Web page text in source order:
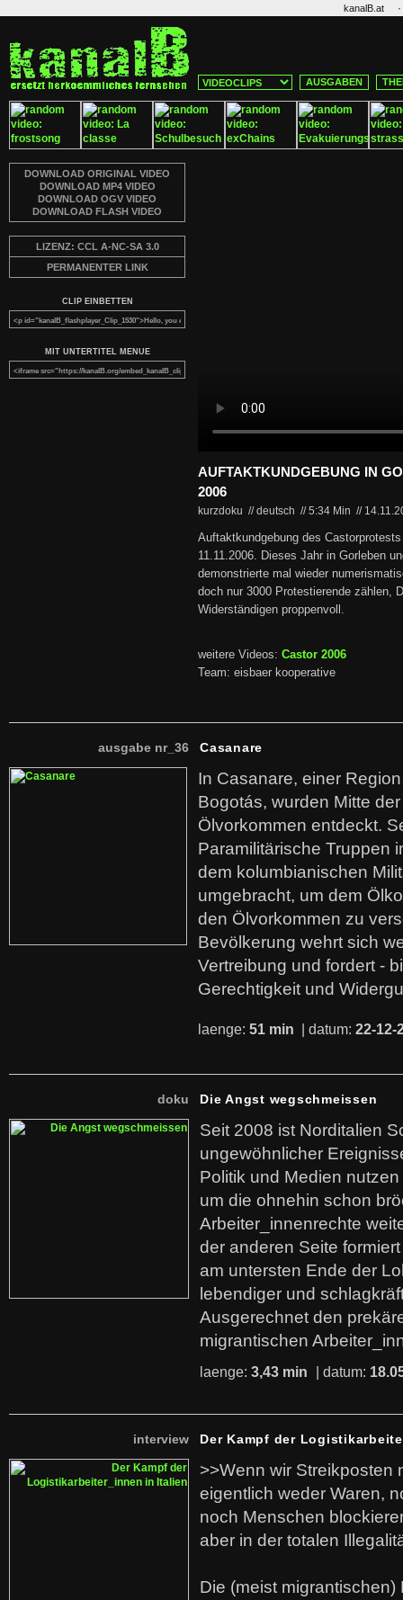
kanalB.at ·
AUSGABEN
DOWNLOAD ORIGINAL VIDEO
DOWNLOAD MP4 VIDEO
DOWNLOAD OGV VIDEO
DOWNLOAD FLASH VIDEO
LIZENZ: CCL A-NC-SA 3.0
PERMANENTER LINK
CLIP EINBETTEN
MIT UNTERTITEL MENUE
AUFTAKTKUNDGEBUNG IN
2006
kurzdoku // deutsch //5:34 Min //
Auftaktkundgebung des
11.11.2006. Dieses Jahr in Gorleben
demonstrierte mal wieder
doch nur 3000 Protestierende zählen,
Widerständigen proppenvoll.
weitere Videos: Castor 2006
Team: eisbaer kooperative
ausgabe nr_36 Casanare
In Casanare, einer
Bogotás, wurden Mitte
Ölvorkommen entdeckt.
Paramilitärische Truppen
dem kolumbianischen
umgebracht, um dem
den Ölvorkommen zu
Bevölkerung wehrt sich
Vertreibung und fordert -
Gerechtigkeit und
laenge: 51 min | datum: 22-12-
doku Die Angst wegschmeissen
Seit 2008 ist Norditalien
ungewöhnlicher
Politik und Medien
um die ohnehin schon
Arbeiter_innenrechte
der anderen Seite
am untersten Ende der
lebendiger und
Ausgerechnet den
migrantischen
laenge: 3,43 min | datum:
interview Der Kampf der
>>Wenn wir Streikposten
eigentlich weder Waren,
noch Menschen
aber in der totalen
Die (meist